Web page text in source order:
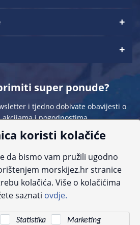
super ponude?
i tjedno dobivate obavijesti o
i pogodnostima
PDV. Pokušavamo osigurati što preciznije
ograničenja ne možemo garantirati potpunu
+385 23 231 761ili e-maila:info@morskijez.hr
koristi kolačiće
da bismo vam pružili ugodno
morskijez.hr stranice
kolačića. Više o kolačićima
saznati ovdje.
Statistika Marketing